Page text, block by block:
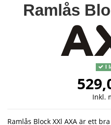
Ramlås
I
Inkl.
Ramlås Block XXl AXA är ett